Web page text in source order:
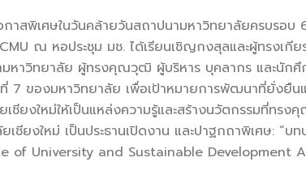
เศษในวันคล้ายวันสถาปนามหาวิทยาลัยครบรอบ
ณ หอประชุม มช. ได้เรียนเชิญกงสุลและผู้ทรงเกีย
มหาวิทยาลัย ผู้ทรงคุณวุฒิ ผู้บริหาร บุคลากร และนักศึ
7 ของมหาวิทยาลัย เพื่อเป้าหมายการพัฒนาที่ยั่งยืนแ
ยงใหม่ให้เป็นแหล่งความรู้และสร้างนวัตกรรมที่ทรง
เชียงใหม่ เป็นประธานเปิดงาน และปาฐกถาพิเศษ:
of University and Sustainable Development